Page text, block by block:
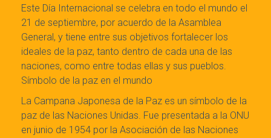
Este Día Internacional se celebra en todo el mundo el
21 de septiembre, por acuerdo de la Asamblea
General, y tiene entre sus objetivos fortalecer los
ideales de la paz, tanto dentro de cada una de las
naciones, como entre todas ellas y sus pueblos.
Símbolo de la paz en el mundo
La Campana Japonesa de la Paz es un símbolo de la
paz de las Naciones Unidas. Fue presentada a la ONU
en junio de 1954 por la Asociación de las Naciones